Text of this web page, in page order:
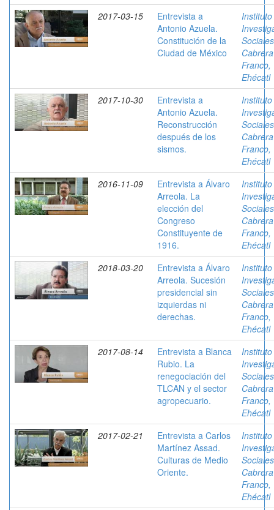
2017-03-15
Entrevista a
Antonio Azuela.
Constitución de la
Ciudad de México
Sociales
Cabrera
Franco,
Ehécatl
2017-10-30
Entrevista a
Antonio Azuela.
Reconstrucción
después de los
sismos.
Sociales
Cabrera
Franco,
Ehécatl
2016-11-09
Entrevista a Álvaro
Arreola. La
elección del
Congreso
Constituyente de
1916.
Sociales
Cabrera
Franco,
Ehécatl
2018-03-20
Entrevista a Álvaro
Arreola. Sucesión
presidencial sin
izquierdas ni
derechas.
Sociales
Cabrera
Franco,
Ehécatl
2017-08-14
Entrevista a Blanca
Rubio. La
renegociación del
TLCAN y el sector
agropecuario.
Sociales
Cabrera
Franco,
Ehécatl
2017-02-21
Entrevista a Carlos
Martínez Assad.
Culturas de Medio
Oriente.
Sociales
Cabrera
Franco,
Ehécatl